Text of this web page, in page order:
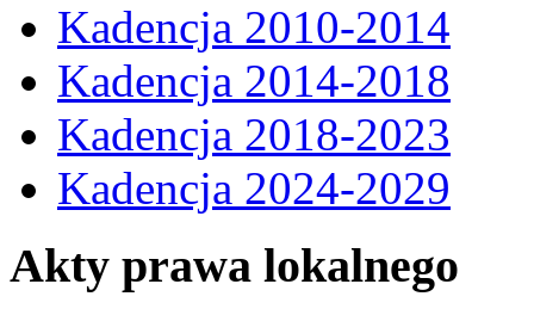
Kadencja 2010-2014
Kadencja 2014-2018
Kadencja 2018-2023
Kadencja 2024-2029
Akty prawa lokalnego